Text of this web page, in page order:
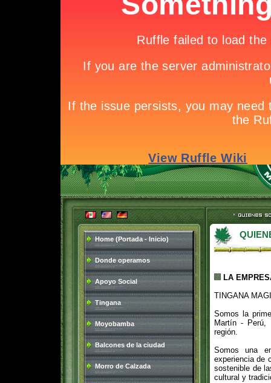
Home (Portada - Inicio)
Donde operamos
Apoyo Social
Tingana
Moyobamba
Balcones de la ciudad
Morro de Calzada
LA
TINGANA
Somos la
Martín - Perú,
región.
Somos una
experiencia de
sostenible de
cultural y